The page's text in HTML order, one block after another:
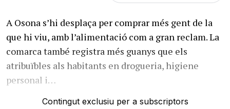
A Osona s’hi desplaça per comprar més gent de la
que hi viu, amb l’alimentació com a gran reclam. La
comarca també registra més guanys que els
atribuïbles als habitants en drogueria, higiene
personal i…
Contingut exclusiu per a subscriptors